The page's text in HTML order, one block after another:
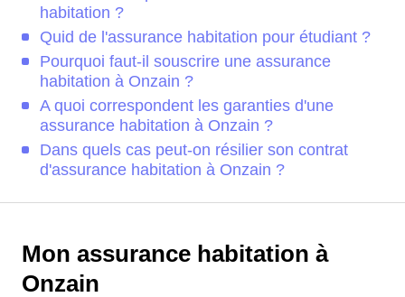
habitation ?
Quid de l'assurance habitation pour étudiant ?
Pourquoi faut-il souscrire une assurance
habitation à Onzain ?
A quoi correspondent les garanties d'une
assurance habitation à Onzain ?
Dans quels cas peut-on résilier son contrat
d'assurance habitation à Onzain ?
Mon assurance habitation à
Onzain